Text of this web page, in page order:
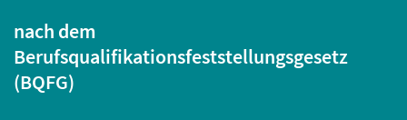
nach dem
Berufsqualifikationsfeststellungsgesetz
(BQFG)